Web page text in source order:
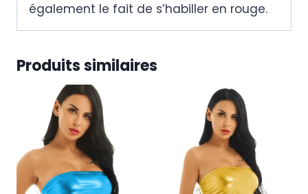
également le fait de s’habiller en rouge.
Produits similaires